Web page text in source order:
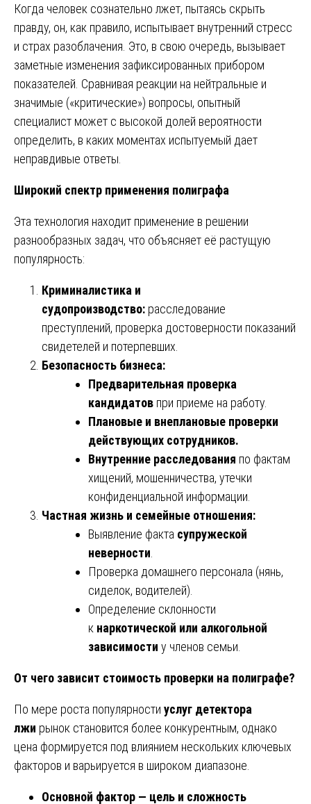
Когда человек сознательно лжет, пытаясь скрыть
правду, он, как правило, испытывает внутренний стресс
и страх разоблачения. Это, в свою очередь, вызывает
заметные изменения зафиксированных прибором
показателей. Сравнивая реакции на нейтральные и
значимые («критические») вопросы, опытный
специалист может с высокой долей вероятности
определить, в каких моментах испытуемый дает
неправдивые ответы.
Широкий спектр применения полиграфа
Эта технология находит применение в решении
разнообразных задач, что объясняет её растущую
популярность:
Криминалистика и
судопроизводство: расследование
преступлений, проверка достоверности показаний
свидетелей и потерпевших.
Безопасность бизнеса:
Предварительная проверка
кандидатов при приеме на работу.
Плановые и внеплановые проверки
действующих сотрудников.
Внутренние расследования по фактам
хищений, мошенничества, утечки
конфиденциальной информации.
Частная жизнь и семейные отношения:
Выявление факта супружеской
неверности
Проверка домашнего персонала (нянь,
сиделок, водителей).
Определение склонности
к наркотической или алкогольной
зависимости у членов семьи.
От чего зависит стоимость проверки на полиграфе?
По мере роста популярности услуг детектора
лжи рынок становится более конкурентным, однако
цена формируется под влиянием нескольких ключевых
факторов и варьируется в широком диапазоне.
Основной фактор — цель и сложность